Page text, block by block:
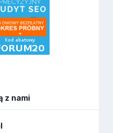
z nami